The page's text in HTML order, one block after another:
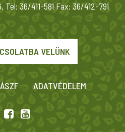
36/411-581 Fax: 36/412-791
VELÜNK
ÁSZF ADATVÉDELEM